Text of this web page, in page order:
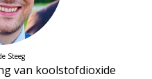
Steeg
van koolstofdioxide